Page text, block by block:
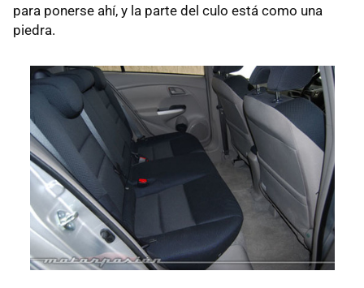
para ponerse ahí, y la parte del culo está como una
piedra.